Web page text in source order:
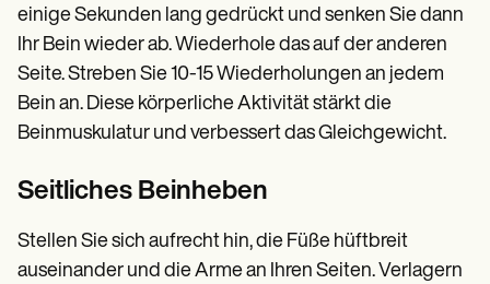
einige Sekunden lang gedrückt und senken Sie dann
Ihr Bein wieder ab. Wiederhole das auf der anderen
Seite. Streben Sie 10-15 Wiederholungen an jedem
Bein an. Diese körperliche Aktivität stärkt die
Beinmuskulatur und verbessert das Gleichgewicht.
Seitliches Beinheben
Stellen Sie sich aufrecht hin, die Füße hüftbreit
auseinander und die Arme an Ihren Seiten. Verlagern